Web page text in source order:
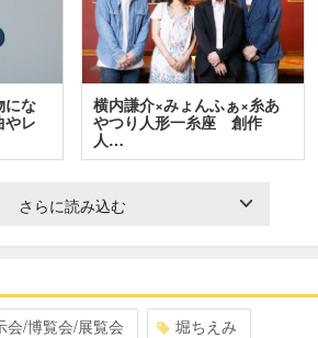
にな
レ
横内謙介×みょんふぁ×糸あ
やつり人形一糸座 創作
人…
さらに読み込む
会/博覧会/展覧会 堀ちえみ